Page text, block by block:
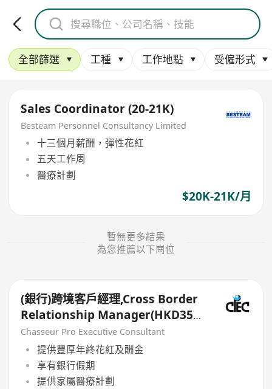
全部篩選 工種 工作地點 受僱形式
Sales Coordinator (20-21K)
Besteam Personnel Consultancy Limited
十三個月薪酬，彈性花紅
五天工作周
醫療計劃
$20K-21K/月
暫無更多結果
為您推薦以下崗位
(銀行)跨境客戶經理,Cross Border
Relationship Manager(HKD35k-
50k+)
Chasseur Pro Executive Consultant
提供豐厚年終花紅及酬金
享有銀行假期
提供家屬醫療計劃